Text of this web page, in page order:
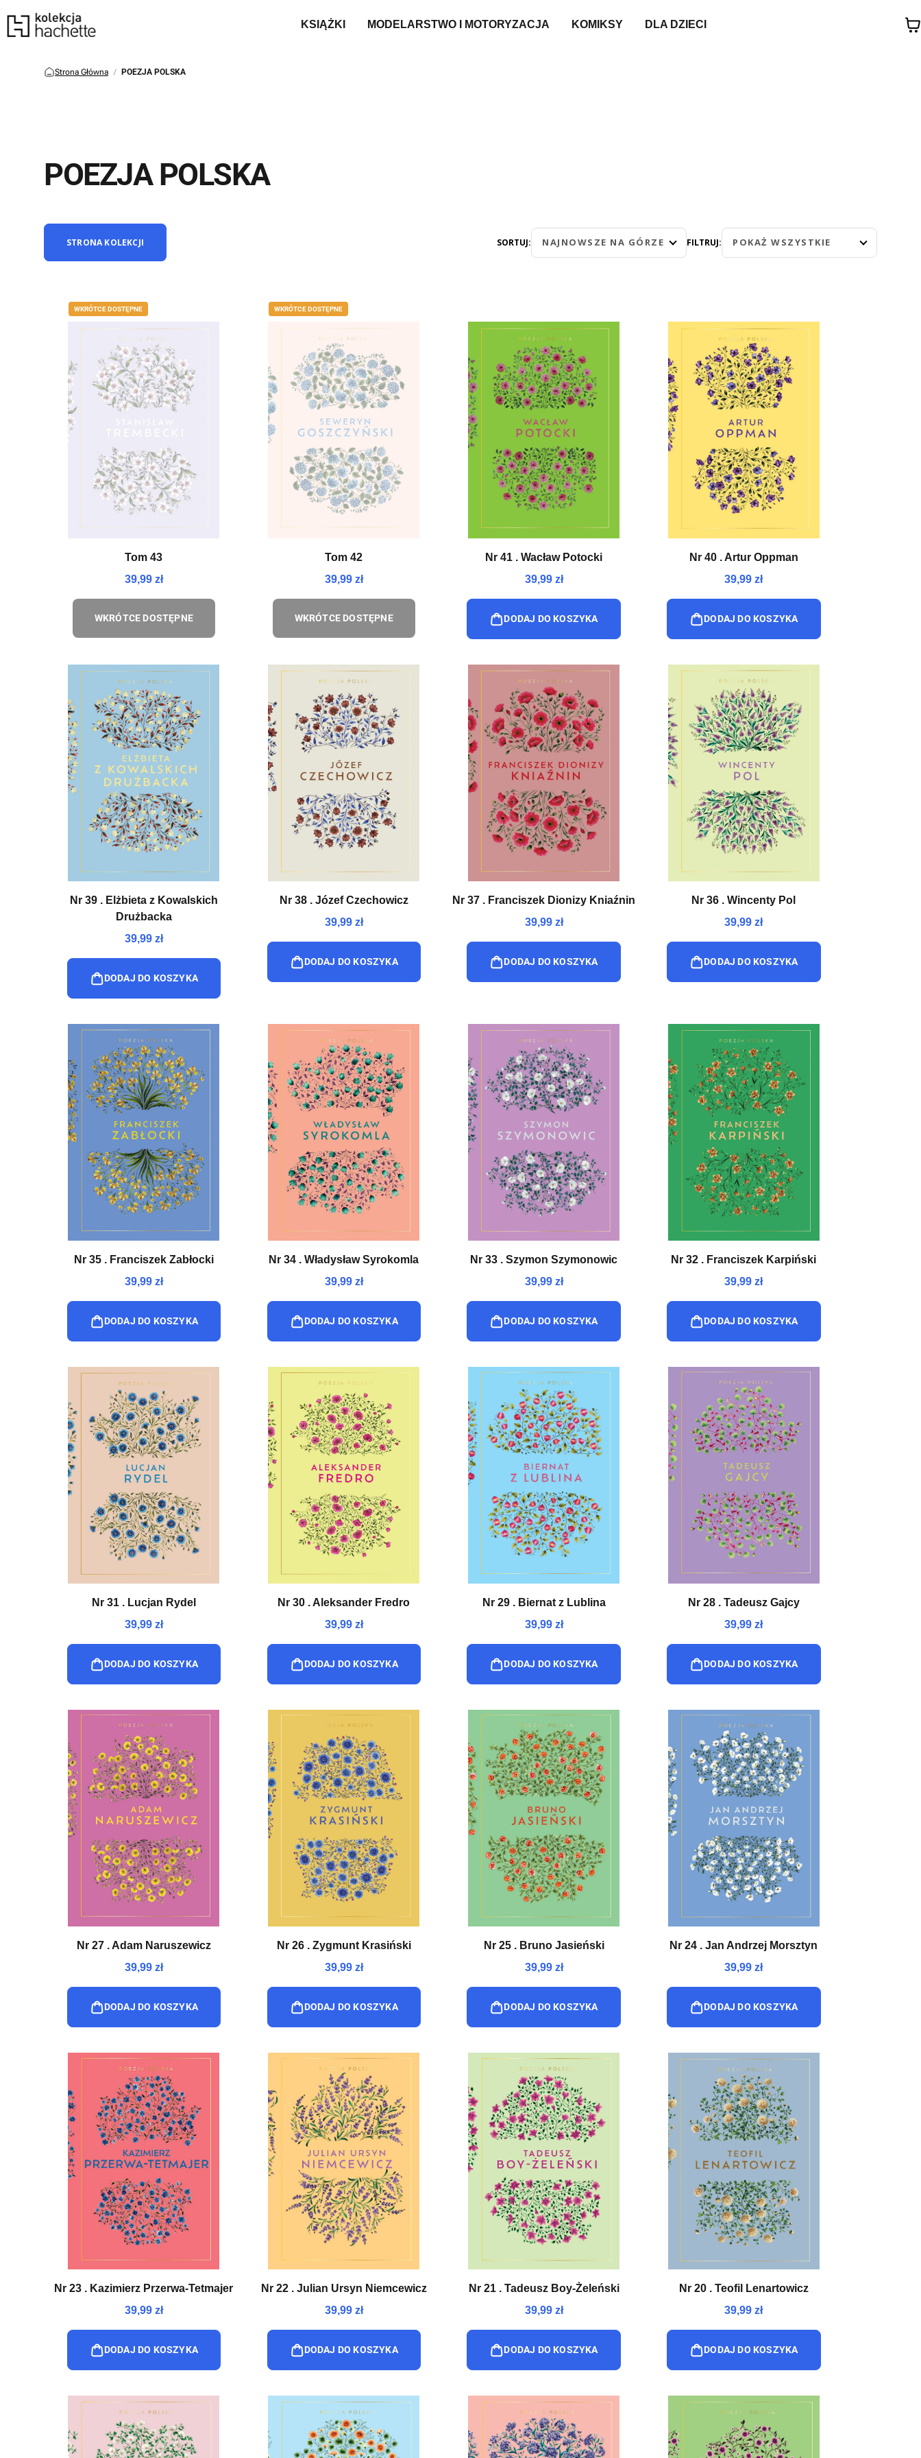
KSIĄŻKI MODELARSTWO I MOTORYZACJA KOMIKSY DLA DZIECI
Strona Główna POEZJA POLSKA
POEZJA POLSKA
STRONA KOLEKCJI SORTUJ: NAJNOWSZE NA GÓRZE FILTRUJ: POKAŻ WSZYSTKIE
WKRÓTCE DOSTĘPNE
Tom 43
39,99 zł
WKRÓTCE DOSTĘPNE
WKRÓTCE DOSTĘPNE
Tom 42
39,99 zł
WKRÓTCE DOSTĘPNE
Nr 41 . Wacław Potocki
39,99 zł
DODAJ DO KOSZYKA
Nr 40 . Artur Oppman
39,99 zł
DODAJ DO KOSZYKA
Nr 39 . Elżbieta z Kowalskich
Drużbacka
39,99 zł
DODAJ DO KOSZYKA
Nr 38 . Józef Czechowicz
39,99 zł
DODAJ DO KOSZYKA
Nr 37 . Franciszek Dionizy Kniaźnin
39,99 zł
DODAJ DO KOSZYKA
Nr 36 . Wincenty Pol
39,99 zł
DODAJ DO KOSZYKA
Nr 35 . Franciszek Zabłocki
39,99 zł
DODAJ DO KOSZYKA
Nr 34 . Władysław Syrokomla
39,99 zł
DODAJ DO KOSZYKA
Nr 33 . Szymon Szymonowic
39,99 zł
DODAJ DO KOSZYKA
Nr 32 . Franciszek Karpiński
39,99 zł
DODAJ DO KOSZYKA
Nr 31 . Lucjan Rydel
39,99 zł
DODAJ DO KOSZYKA
Nr 30 . Aleksander Fredro
39,99 zł
DODAJ DO KOSZYKA
Nr 29 . Biernat z Lublina
39,99 zł
DODAJ DO KOSZYKA
Nr 28 . Tadeusz Gajcy
39,99 zł
DODAJ DO KOSZYKA
Nr 27 . Adam Naruszewicz
39,99 zł
DODAJ DO KOSZYKA
Nr 26 . Zygmunt Krasiński
39,99 zł
DODAJ DO KOSZYKA
Nr 25 . Bruno Jasieński
39,99 zł
DODAJ DO KOSZYKA
Nr 24 . Jan Andrzej Morsztyn
39,99 zł
DODAJ DO KOSZYKA
Nr 23 . Kazimierz Przerwa-Tetmajer
39,99 zł
DODAJ DO KOSZYKA
Nr 22 . Julian Ursyn Niemcewicz
39,99 zł
DODAJ DO KOSZYKA
Nr 21 . Tadeusz Boy-Żeleński
39,99 zł
DODAJ DO KOSZYKA
Nr 20 . Teofil Lenartowicz
39,99 zł
DODAJ DO KOSZYKA